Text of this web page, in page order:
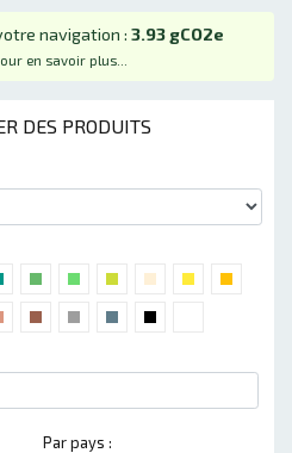
navigation : 3.93 gCO2e
en savoir plus...
DES PRODUITS
Par pays :